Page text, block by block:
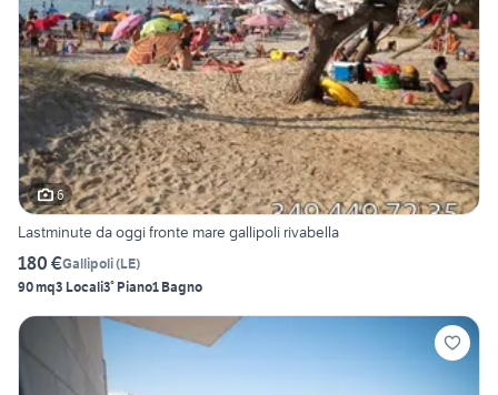
6
Lastminute da oggi fronte mare gallipoli rivabella
180 €Gallipoli(LE)
90 mq3 Locali3° Piano1 Bagno